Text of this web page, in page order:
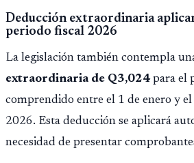
Montepío y 50 años de edad, o 20
importar edad.
Deducción extraordinaria
periodo fiscal 2026
La legislación también contempla
extraordinaria de Q3,024para el
comprendido entre el 1 de enero y
2026. Esta deducción se aplicará
necesidad de presentar